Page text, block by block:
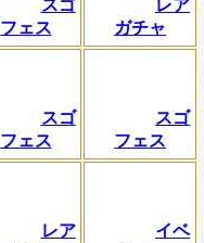
スゴ
フェス
レア
ガチャ
スゴ
フェス
スゴ
フェス
レア
イベ